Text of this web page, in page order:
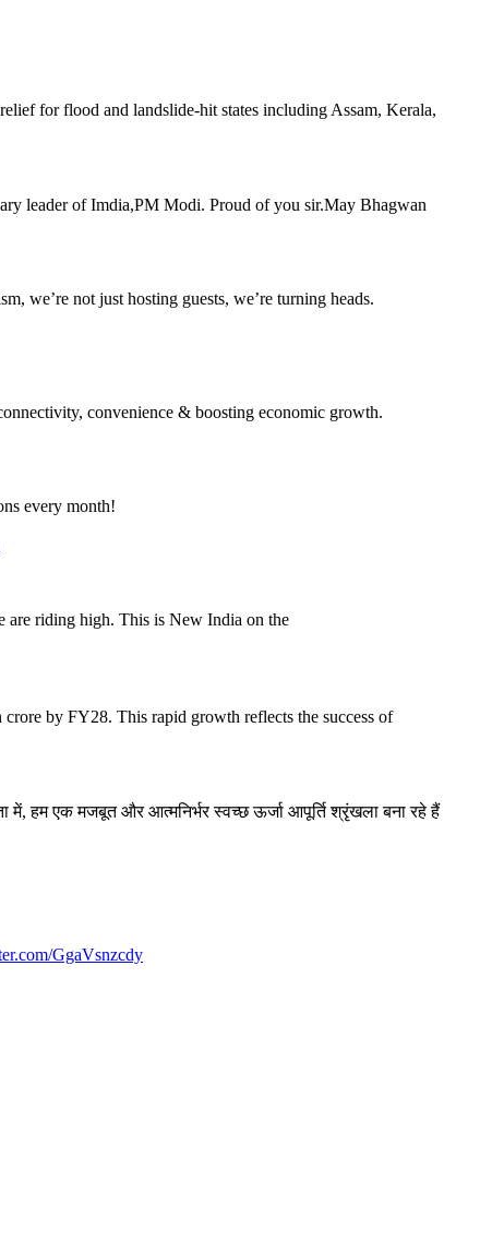
for flood and landslide-hit states including Assam, Kerala,
leader of Imdia,PM Modi. Proud of you sir.May Bhagwan
we’re not just hosting guests, we’re turning heads.
convenience & boosting economic growth.
every month!
are riding high. This is New India on the
by FY28. This rapid growth reflects the success of
में, हम एक मजबूत और आत्मनिर्भर स्वच्छ ऊर्जा आपूर्ति श्रृंखला बना रहे हैं
GgaVsnzcdy